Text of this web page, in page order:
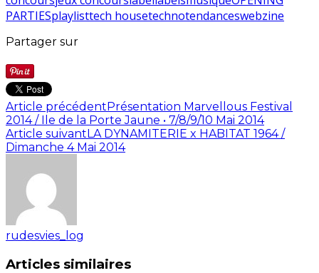
PARTIESplaylisttech housetechnotendanceswebzine
Partager sur
Article précédentPrésentation Marvellous Festival
2014 / Ile de la Porte Jaune • 7/8/9/10 Mai 2014
Article suivantLA DYNAMITERIE x HABITAT 1964 /
Dimanche 4 Mai 2014
rudesvies_log
Articles similaires